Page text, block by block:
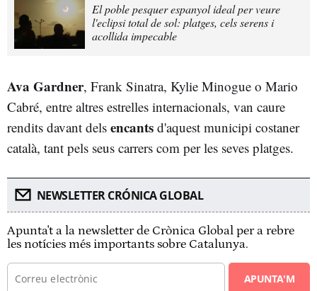
El poble pesquer espanyol ideal per veure
l'eclipsi total de sol: platges, cels serens i
acollida impecable
Ava Gardner, Frank Sinatra, Kylie Minogue o Mario
Cabré, entre altres estrelles internacionals, van caure
rendits davant dels encants d'aquest municipi costaner
català, tant pels seus carrers com per les seves platges.
NEWSLETTER CRÓNICA GLOBAL
Apunta't a la newsletter de Crònica Global per a rebre
les notícies més importants sobre Catalunya.
APUNTA'M